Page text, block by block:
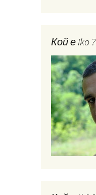
Кой е iko ?